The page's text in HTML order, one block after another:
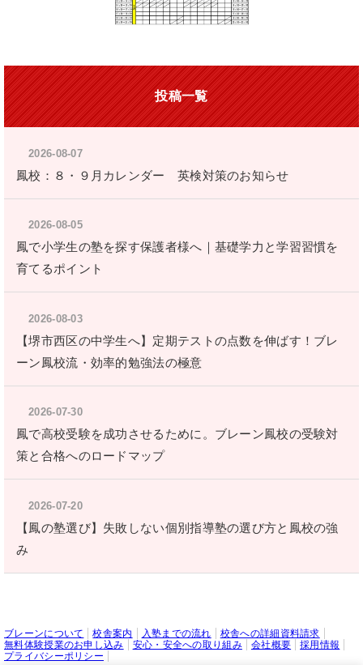
投稿一覧
2026-08-07
鳳校：８・９月カレンダー 英検対策のお知らせ
2026-08-05
鳳で小学生の塾を探す保護者様へ｜基礎学力と学習習慣を
育てるポイント
2026-08-03
【堺市西区の中学生へ】定期テストの点数を伸ばす！ブレ
ーン鳳校流・効率的勉強法の極意
2026-07-30
鳳で高校受験を成功させるために。ブレーン鳳校の受験対
策と合格へのロードマップ
2026-07-20
【鳳の塾選び】失敗しない個別指導塾の選び方と鳳校の強
み
ブレーンについて 校舎案内 入塾までの流れ
校舎への詳細資料請求
無料体験授業のお申し込み
安心・安全への取り組み 会社概要
採用情報
プライバシーポリシー